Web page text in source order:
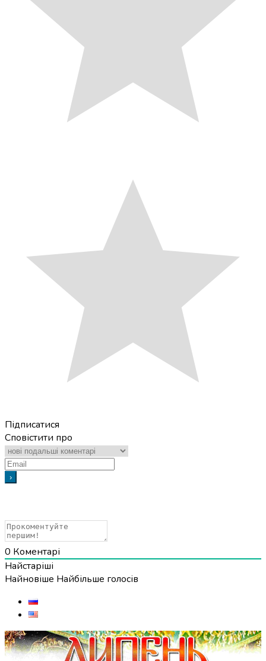
Підписатися
Сповістити про
0 Коментарі
Найстаріші
Найновіше Найбільше голосів